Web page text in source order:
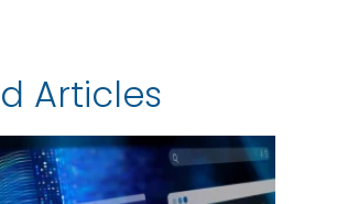
Articles